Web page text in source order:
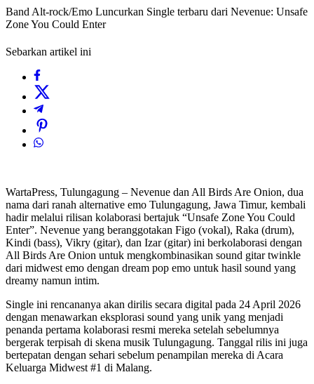
Band Alt-rock/Emo Luncurkan Single terbaru dari Nevenue: Unsafe
Zone You Could Enter
Sebarkan artikel ini
WartaPress, Tulungagung – Nevenue dan All Birds Are Onion, dua
nama dari ranah alternative emo Tulungagung, Jawa Timur, kembali
hadir melalui rilisan kolaborasi bertajuk “Unsafe Zone You Could
Enter”. Nevenue yang beranggotakan Figo (vokal), Raka (drum),
Kindi (bass), Vikry (gitar), dan Izar (gitar) ini berkolaborasi dengan
All Birds Are Onion untuk mengkombinasikan sound gitar twinkle
dari midwest emo dengan dream pop emo untuk hasil sound yang
dreamy namun intim.
Single ini rencananya akan dirilis secara digital pada 24 April 2026
dengan menawarkan eksplorasi sound yang unik yang menjadi
penanda pertama kolaborasi resmi mereka setelah sebelumnya
bergerak terpisah di skena musik Tulungagung. Tanggal rilis ini juga
bertepatan dengan sehari sebelum penampilan mereka di Acara
Keluarga Midwest #1 di Malang.